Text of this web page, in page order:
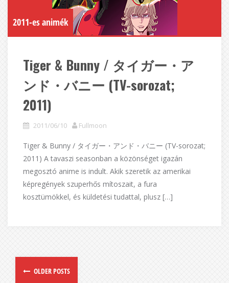
2011-es animék
Tiger & Bunny / タイガー・ア
ンド・バニー (TV-sorozat;
2011)
2011/06/10 Fullmoon
Tiger & Bunny / タイガー・アンド・バニー (TV-sorozat;
2011) A tavaszi seasonban a közönséget igazán
megosztó anime is indult. Akik szeretik az amerikai
képregények szuperhős mítoszait, a fura
kosztümökkel, és küldetési tudattal, plusz […]
OLDER POSTS